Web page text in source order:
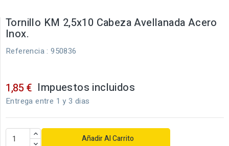
Tornillo KM 2,5x10 Cabeza Avellanada Acero
Inox.
Referencia : 950836
1,85 € Impuestos incluidos
Entrega entre 1 y 3 dias
Añadir Al Carrito